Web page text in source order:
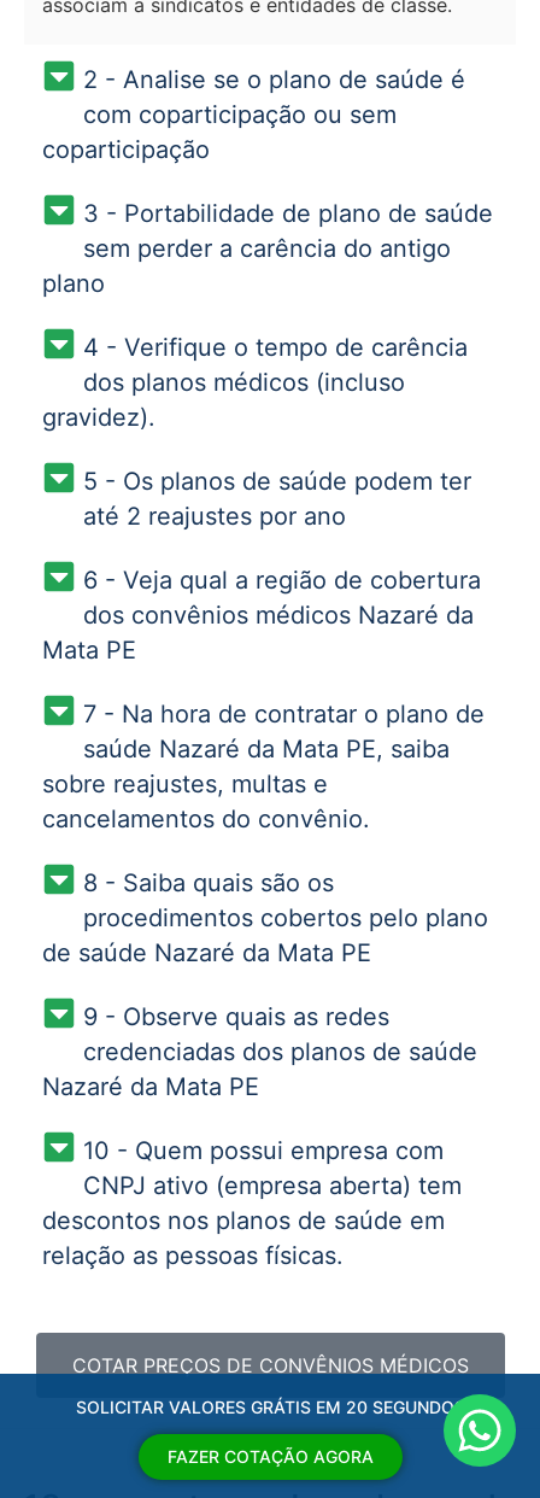
2 - Analise se o plano de saúde é
com coparticipação ou sem
coparticipação
3 - Portabilidade de plano de saúde
sem perder a carência do antigo
plano
4 - Verifique o tempo de carência
dos planos médicos (incluso
gravidez).
5 - Os planos de saúde podem ter
até 2 reajustes por ano
6 - Veja qual a região de cobertura
dos convênios médicos Nazaré da
Mata PE
7 - Na hora de contratar o plano de
saúde Nazaré da Mata PE, saiba
sobre reajustes, multas e
cancelamentos do convênio.
8 - Saiba quais são os
procedimentos cobertos pelo plano
de saúde Nazaré da Mata PE
9 - Observe quais as redes
credenciadas dos planos de saúde
Nazaré da Mata PE
10 - Quem possui empresa com
CNPJ ativo (empresa aberta) tem
descontos nos planos de saúde em
relação as pessoas físicas.
COTAR PREÇOS DE CONVÊNIOS MÉDICOS
SOLICITAR VALORES GRÁTIS EM 20 SEGUNDOS
FAZER COTAÇÃO AGORA